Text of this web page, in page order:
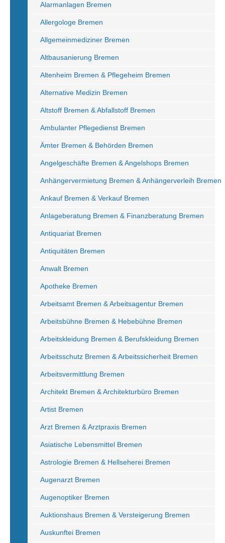
Alarmanlagen Bremen
Allergologe Bremen
Allgemeinmediziner Bremen
Altbausanierung Bremen
Altenheim Bremen & Pflegeheim Bremen
Alternative Medizin Bremen
Altstoff Bremen & Abfallstoff Bremen
Ambulanter Pflegedienst Bremen
Ämter Bremen & Behörden Bremen
Angelgeschäfte Bremen & Angelshops Bremen
Anhängervermietung Bremen & Anhängerverleih Bremen
Ankauf Bremen & Verkauf Bremen
Anlageberatung Bremen & Finanzberatung Bremen
Antiquariat Bremen
Antiquitäten Bremen
Anwalt Bremen
Apotheke Bremen
Arbeitsamt Bremen & Arbeitsagentur Bremen
Arbeitsbühne Bremen & Hebebühne Bremen
Arbeitskleidung Bremen & Berufskleidung Bremen
Arbeitsschutz Bremen & Arbeitssicherheit Bremen
Arbeitsvermittlung Bremen
Architekt Bremen & Architekturbüro Bremen
Artist Bremen
Arzt Bremen & Arztpraxis Bremen
Asiatische Lebensmittel Bremen
Astrologie Bremen & Hellseherei Bremen
Augenarzt Bremen
Augenoptiker Bremen
Auktionshaus Bremen & Versteigerung Bremen
Auskunftei Bremen